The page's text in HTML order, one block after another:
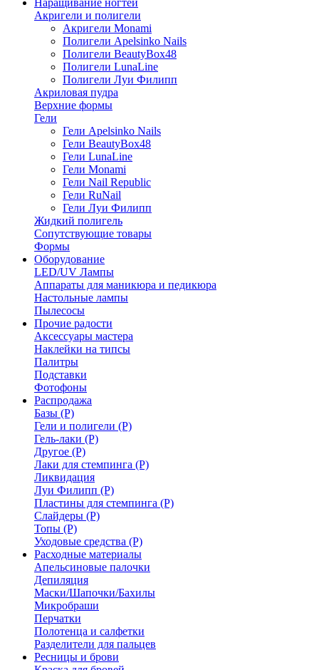
Наращивание ногтей
Акригели и полигели
Акригели Monami
Полигели Apelsinko Nails
Полигели BeautyBox48
Полигели LunaLine
Полигели Луи Филипп
Акриловая пудра
Верхние формы
Гели
Гели Apelsinko Nails
Гели BeautyBox48
Гели LunaLine
Гели Monami
Гели Nail Republic
Гели RuNail
Гели Луи Филипп
Жидкий полигель
Сопутствующие товары
Формы
Оборудование
LED/UV Лампы
Аппараты для маникюра и педикюра
Настольные лампы
Пылесосы
Прочие радости
Аксессуары мастера
Наклейки на типсы
Палитры
Подставки
Фотофоны
Распродажа
Базы (Р)
Гели и полигели (Р)
Гель-лаки (Р)
Другое (Р)
Лаки для стемпинга (Р)
Ликвидация
Луи Филипп (Р)
Пластины для стемпинга (Р)
Слайдеры (Р)
Топы (Р)
Уходовые средства (Р)
Расходные материалы
Апельсиновые палочки
Депиляция
Маски/Шапочки/Бахилы
Микробраши
Перчатки
Полотенца и салфетки
Разделители для пальцев
Ресницы и брови